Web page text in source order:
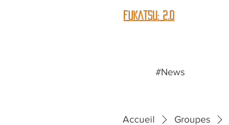
fUKATSU: 2.0
#News
Accueil Groupes